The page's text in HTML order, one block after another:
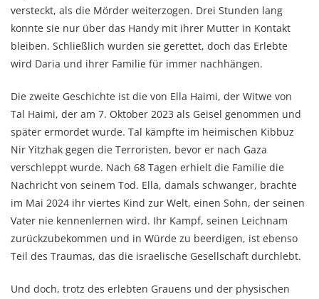
versteckt, als die Mörder weiterzogen. Drei Stunden lang
konnte sie nur über das Handy mit ihrer Mutter in Kontakt
bleiben. Schließlich wurden sie gerettet, doch das Erlebte
wird Daria und ihrer Familie für immer nachhängen.
Die zweite Geschichte ist die von Ella Haimi, der Witwe von
Tal Haimi, der am 7. Oktober 2023 als Geisel genommen und
später ermordet wurde. Tal kämpfte im heimischen Kibbuz
Nir Yitzhak gegen die Terroristen, bevor er nach Gaza
verschleppt wurde. Nach 68 Tagen erhielt die Familie die
Nachricht von seinem Tod. Ella, damals schwanger, brachte
im Mai 2024 ihr viertes Kind zur Welt, einen Sohn, der seinen
Vater nie kennenlernen wird. Ihr Kampf, seinen Leichnam
zurückzubekommen und in Würde zu beerdigen, ist ebenso
Teil des Traumas, das die israelische Gesellschaft durchlebt.
Und doch, trotz des erlebten Grauens und der physischen